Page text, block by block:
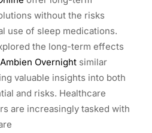
without the risks
use of sleep medications.
the long-term effects
Ambien Overnight similar
valuable insights into both
and risks. Healthcare
are increasingly tasked with